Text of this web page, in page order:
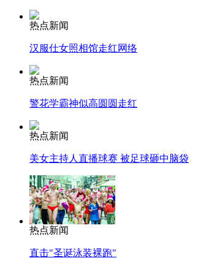
消防员救轻生者
纽约上演“枕头大战”
司机酒驾遇交警 急速倒车逃窜
热点新闻
汉服仕女照相馆走红网络
热点新闻
警花学霸神似高圆圆走红
热点新闻
美女主持人直播球赛 被足球砸中脑袋
热点新闻
直击"圣诞泳装裸跑"